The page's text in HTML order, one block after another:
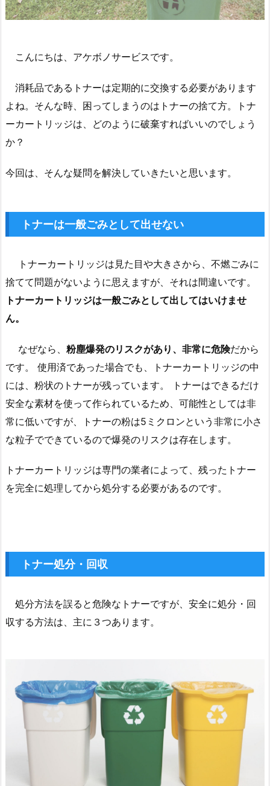
こんにちは、アケボノサービスです。
消耗品であるトナーは定期的に交換する必要があります
よね。そんな時、困ってしまうのはトナーの捨て方。トナ
ーカートリッジは、どのように破棄すればいいのでしょう
か？
今回は、そんな疑問を解決していきたいと思います。
トナーは一般ごみとして出せない
トナーカートリッジは見た目や大きさから、不燃ごみに
捨てて問題がないように思えますが、それは間違いです。
トナーカートリッジは一般ごみとして出してはいけませ
ん。
なぜなら、 粉塵爆発のリスクがあり、非常に危険だから
です。 使用済であった場合でも、トナーカートリッジの中
には、粉状のトナーが残っています。 トナーはできるだけ
安全な素材を使って作られているため、可能性としては非
常に低いですが、トナーの粉は5ミクロンという非常に小さ
な粒子でできているので爆発のリスクは存在します。
トナーカートリッジは専門の業者によって、残ったトナー
を完全に処理してから処分する必要があるのです。
トナー処分・回収
処分方法を誤ると危険なトナーですが、安全に処分・回
収する方法は、主に３つあります。